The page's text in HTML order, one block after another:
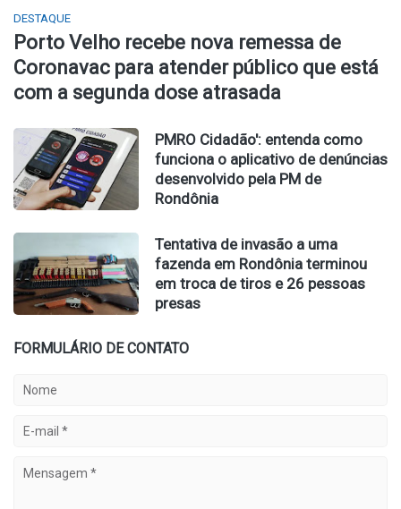
DESTAQUE
Porto Velho recebe nova remessa de
Coronavac para atender público que está
com a segunda dose atrasada
PMRO Cidadão': entenda como
funciona o aplicativo de denúncias
desenvolvido pela PM de
Rondônia
Tentativa de invasão a uma
fazenda em Rondônia terminou
em troca de tiros e 26 pessoas
presas
FORMULÁRIO DE CONTATO